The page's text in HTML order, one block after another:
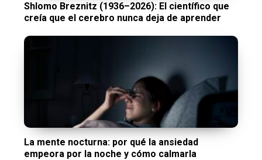
Shlomo Breznitz (1936–2026): El científico que
creía que el cerebro nunca deja de aprender
La mente nocturna: por qué la ansiedad
empeora por la noche y cómo calmarla